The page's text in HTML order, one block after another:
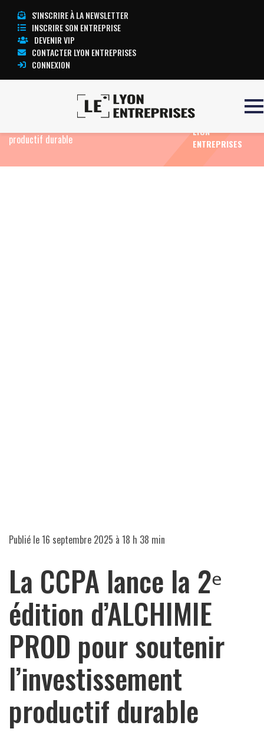
S'INSCRIRE À LA NEWSLETTER
INSCRIRE SON ENTREPRISE
DEVENIR VIP
CONTACTER LYON ENTREPRISES
CONNEXION
La CCPA lance la 2ᵉ édition
productif durable
TOUTE
L’ACTUALITÉ
LYON
ENTREPRISES
Publié le16 septembre 2025 à 18 h 38 min
La CCPA lance la 2ᵉ
édition d’ALCHIMIE
PROD pour soutenir
l’investissement
productif durable